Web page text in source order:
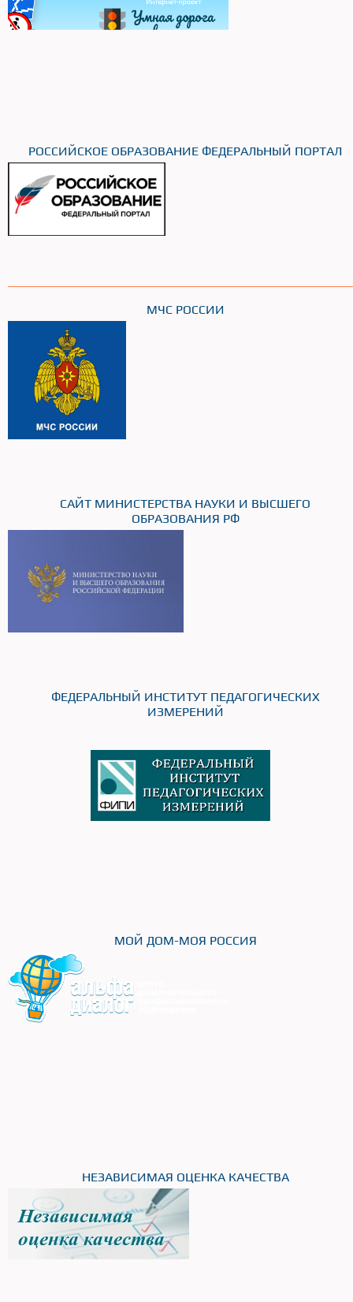
РОССИЙСКОЕ ОБРАЗОВАНИЕ ФЕДЕРАЛЬНЫЙ ПОРТАЛ
МЧС РОССИИ
САЙТ МИНИСТЕРСТВА НАУКИ И ВЫСШЕГО
ОБРАЗОВАНИЯ РФ
ФЕДЕРАЛЬНЫЙ ИНСТИТУТ ПЕДАГОГИЧЕСКИХ
ИЗМЕРЕНИЙ
МОЙ ДОМ-МОЯ РОССИЯ
НЕЗАВИСИМАЯ ОЦЕНКА КАЧЕСТВА